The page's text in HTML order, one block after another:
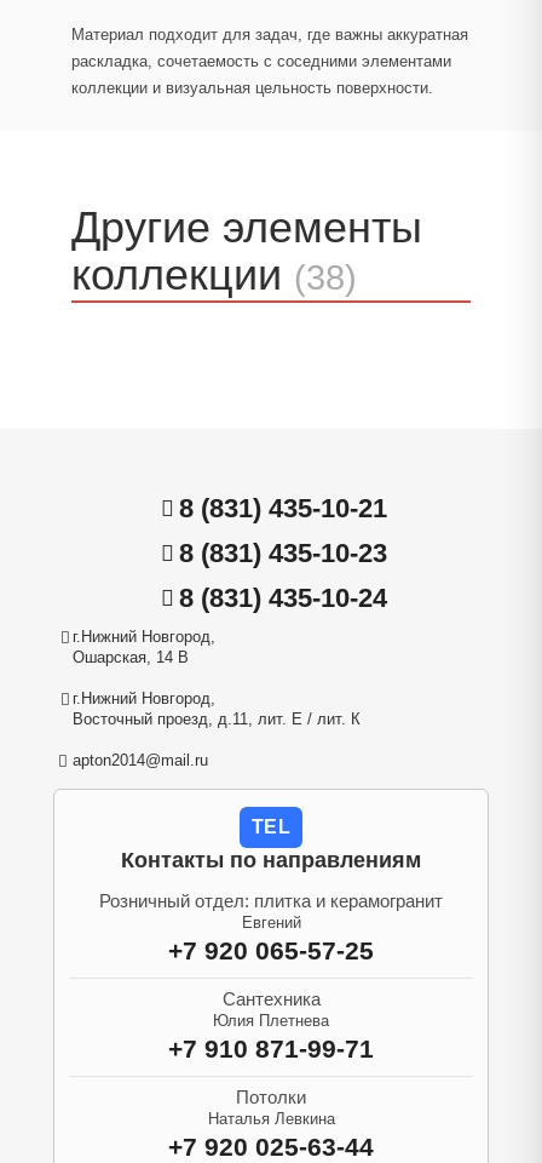
Материал подходит для задач, где важны аккуратная
раскладка, сочетаемость с соседними элементами
коллекции и визуальная цельность поверхности.
Другие элементы
коллекции (38)
8 (831) 435-10-21
8 (831) 435-10-23
8 (831) 435-10-24
г.Нижний Новгород,
Ошарская, 14 В
г.Нижний Новгород,
Восточный проезд, д.11, лит. Е / лит. К
apton2014@mail.ru
TEL
Контакты по направлениям
Розничный отдел: плитка и керамогранит
Евгений
+7 920 065-57-25
Сантехника
Юлия Плетнева
+7 910 871-99-71
Потолки
Наталья Левкина
+7 920 025-63-44